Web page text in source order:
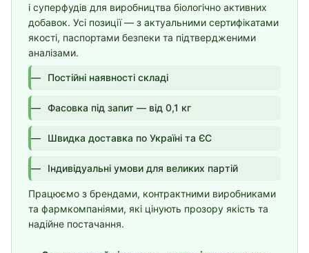
і суперфудів для виробництва біологічно активних
добавок. Усі позиції — з актуальними сертифікатами
якості, паспортами безпеки та підтвердженими
аналізами.
Постійні наявності складі
Фасовка під запит — від 0,1 кг
Швидка доставка по Україні та ЄС
Індивідуальні умови для великих партій
Працюємо з брендами, контрактними виробниками
та фармкомпаніями, які цінують прозору якість та
надійне постачання.